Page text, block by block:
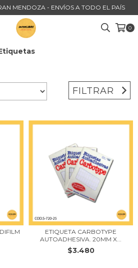
MENDOZA - ENVÍOS A TODO EL PAÍS
0
FILTRAR
ETIQUETA CARBOTYPE
AUTOADHESIVA. 20MM X...
$3.480